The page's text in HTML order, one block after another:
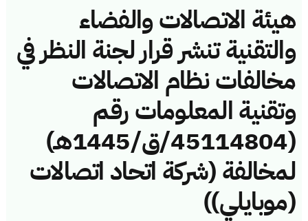
هيئة الاتصالات والفضاء
والتقنية تنشر قرار لجنة النظر في
مخالفات نظام الاتصالات
وتقنية المعلومات رقم
(45114804/ق/1445هـ)
لمخالفة (شركة اتحاد اتصالات
(موبايلي))